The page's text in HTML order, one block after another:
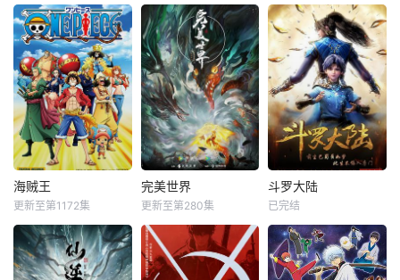
海贼王
更新至第1172集
完美世界
更新至第280集
斗罗大陆
已完结